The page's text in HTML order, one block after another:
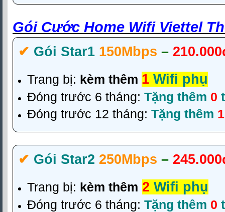
Gói Cước Home Wifi Viettel
✔‎ Gói Star1 150Mbps –
Trang bị: kèm thêm 1 Wifi phụ
Đóng trước 6 tháng: Tặng thêm 0
Đóng trước 12 tháng: Tặng thêm
✔‎ Gói Star2 250Mbps –
Trang bị: kèm thêm 2 Wifi phụ
Đóng trước 6 tháng: Tặng thêm 0